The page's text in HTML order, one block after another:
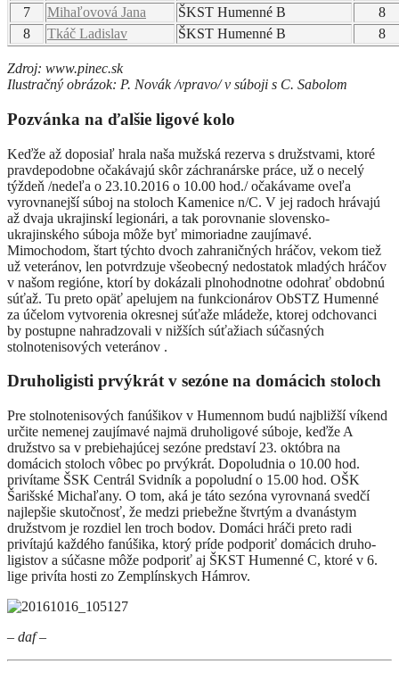
7
Mihaľovová Jana ŠKST Humenné B
8
8
Tkáč Ladislav ŠKST Humenné B 8
Zdroj: www.pinec.sk
Ilustračný obrázok: P. Novák /vpravo/ v súboji s C. Sabolom
Pozvánka na ďalšie ligové kolo
Keďže až doposiaľ hrala naša mužská rezerva s družstvami, ktoré
pravdepodobne očakávajú skôr záchranárske práce, už o necelý
týždeň /nedeľa o 23.10.2016 o 10.00 hod./ očakávame oveľa
vyrovnanejší súboj na stoloch Kamenice n/C. V jej radoch hrávajú
až dvaja ukrajinskí legionári, a tak porovnanie slovensko-
ukrajinského súboja môže byť mimoriadne zaujímavé.
Mimochodom, štart týchto dvoch zahraničných hráčov, vekom tiež
už veteránov, len potvrdzuje všeobecný nedostatok mladých hráčov
v našom regióne, ktorí by dokázali plnohodnotne odohrať obdobnú
súťaž. Tu preto opäť apelujem na funkcionárov ObSTZ Humenné
za účelom vytvorenia okresnej súťaže mládeže, ktorej odchovanci
by postupne nahradzovali v nižších súťažiach súčasných
stolnotenisových veteránov .
Druholigisti prvýkrát v sezóne na domácich stoloch
Pre stolnotenisových fanúšikov v Humennom budú najbližší víkend
určite nemenej zaujímavé najmä druholigové súboje, keďže A
družstvo sa v prebiehajúcej sezóne predstaví 23. októbra na
domácich stoloch vôbec po prvýkrát. Dopoludnia o 10.00 hod.
privítame ŠSK Centrál Svidník a popoludní o 15.00 hod. OŠK
Šarišské Michaľany. O tom, aká je táto sezóna vyrovnaná svedčí
najlepšie skutočnosť, že medzi priebežne štvrtým a dvanástym
družstvom je rozdiel len troch bodov. Domáci hráči preto radi
privítajú každého fanúšika, ktorý príde podporiť domácich druho-
ligistov a súčasne môže podporiť aj ŠKST Humenné C, ktoré v 6.
lige privíta hosti zo Zemplínskych Hámrov.
– daf –